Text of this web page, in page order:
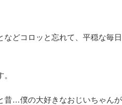
などコロッと忘れて、平穏な毎日
昔…僕の大好きなおじいちゃんが